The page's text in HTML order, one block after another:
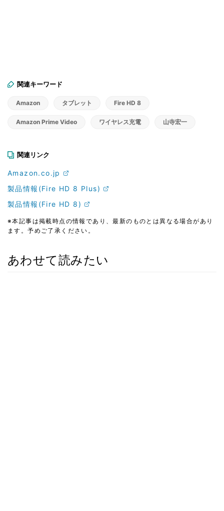
関連キーワード
Amazon タブレット Fire HD 8
Amazon Prime Video ワイヤレス充電 山寺宏一
関連リンク
Amazon.co.jp
製品情報(Fire HD 8 Plus)
製品情報(Fire HD 8)
※本記事は掲載時点の情報であり、最新のものとは異なる場合があり
ます。予めご了承ください。
あわせて読みたい